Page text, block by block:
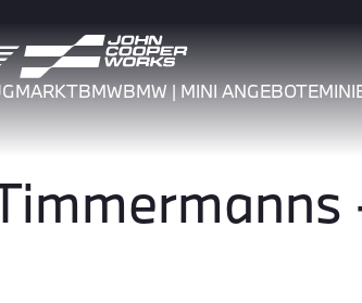
BMWBMW | MINI ANGEBOTEMINI